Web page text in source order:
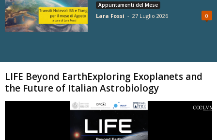
Appuntamenti del Mese
Lara Fossi - 27 Luglio 2026 0
LIFE Beyond EarthExploring Exoplanets and
the Future of Italian Astrobiology